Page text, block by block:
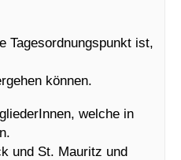
Tagesordnungspunkt ist,
können.
welche in
und St. Mauritz und